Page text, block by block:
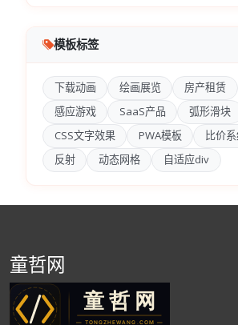
模板标签
下载动画 绘画展览 房产租赁
感应游戏
SaaS产品 弧形滑块
CSS文字效果
PWA模板 比价
反射
动态网格 自适应div
童哲网